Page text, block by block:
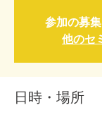
参加の募
他のセ
日時・場所